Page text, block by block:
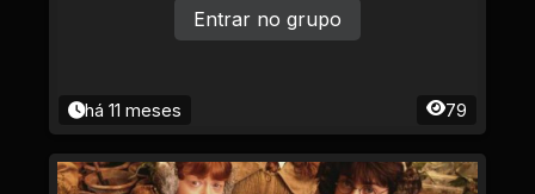
há 11 meses 79
Entrar no grupo